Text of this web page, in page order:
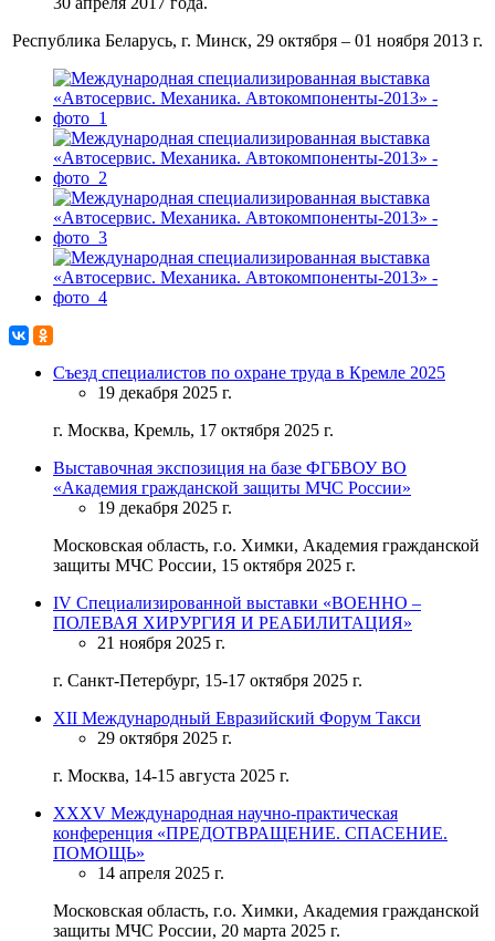
Республика Беларусь, г. Минск, 29 октября – 01 ноября 2013 г.
Съезд специалистов по охране труда в Кремле 2025
19 декабря 2025 г.
г. Москва, Кремль, 17 октября 2025 г.
Выставочная экспозиция на базе ФГБВОУ ВО
«Академия гражданской защиты МЧС России»
19 декабря 2025 г.
Московская область, г.о. Химки, Академия гражданской
защиты МЧС России, 15 октября 2025 г.
IV Специализированной выставки «ВОЕННО –
ПОЛЕВАЯ ХИРУРГИЯ И РЕАБИЛИТАЦИЯ»
21 ноября 2025 г.
г. Санкт-Петербург, 15-17 октября 2025 г.
XII Международный Евразийский Форум Такси
29 октября 2025 г.
г. Москва, 14-15 августа 2025 г.
ХХХV Международная научно-практическая
конференция «ПРЕДОТВРАЩЕНИЕ. СПАСЕНИЕ.
ПОМОЩЬ»
14 апреля 2025 г.
Московская область, г.о. Химки, Академия гражданской
защиты МЧС России, 20 марта 2025 г.